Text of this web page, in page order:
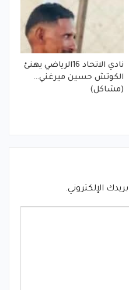
نادي الاتحاد 16الرياضي يهنئ
الكوتش حسين ميرغني…
(مشاكل)
الإلكتروني.